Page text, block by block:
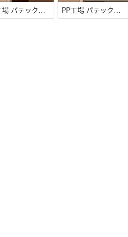
PP工場 パテックフィリップ Twenty~4 婦人用 7300 ダイヤベゼル チョコレート 36mm 324SCムーブ PP工場 パテックフィリップ Twenty~4 婦人用 7300 ダイヤベゼル ゴールド 36mm 324SCムーブメン